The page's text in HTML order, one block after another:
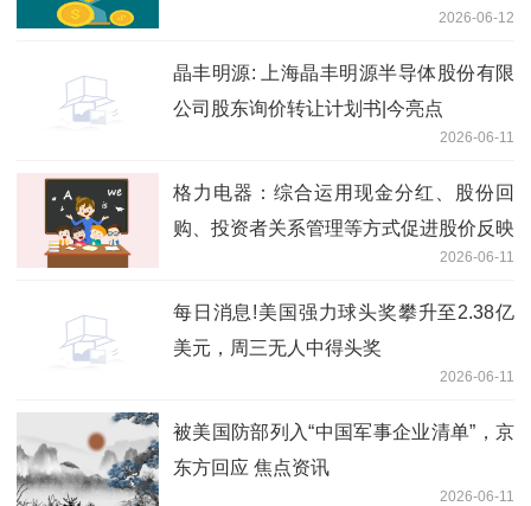
2026-06-12
晶丰明源: 上海晶丰明源半导体股份有限
公司股东询价转让计划书|今亮点
2026-06-11
格力电器：综合运用现金分红、股份回
购、投资者关系管理等方式促进股价反映
2026-06-11
每日消息!美国强力球头奖攀升至2.38亿
美元，周三无人中得头奖
2026-06-11
被美国防部列入“中国军事企业清单”，京
东方回应 焦点资讯
2026-06-11